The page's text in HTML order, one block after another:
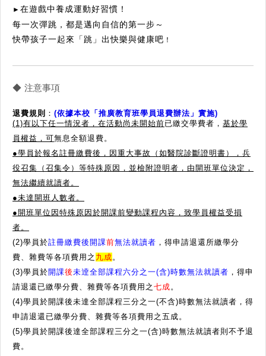
►在遊戲中養成運動好習慣！
每一次彈跳，都是邁向自信的第一步～
快帶孩子一起來「跳」出快樂與健康吧 ！
◆ 注意事項
退費規則 ： (依據本校「推廣教育班學員退費辦法」實施)
(1)有以下任一情況者，在活動尚未開始前已繳交學費者， 基於學
員權益，可無息全額退費。
●學員於報名註冊繳費後，因重大事故（如醫院診斷證明書），兵
役召集（召集令）等特殊原因，並檢附證明者，由開班單位決定，
無法繼續就讀者。
●未達開班人數者。
● 開班單位因特殊原因於開課前變動課程內容，致學員權益受損
者。
(2)學員於註冊繳費後開課前無法就讀者 ，得申請退還所繳學分
費、雜費等各項費用之 九成。
(3)學員於開課後未逹全部課程六分之一(含)時數無法就讀者 ，得申
請退還已繳學分費、雜費等各項費用之 七成。
(4)學員於開課後未達全部課程三分之一(不含)時數無法就讀者，得
申請退還已繳學分費、雜費等各項費用之五成。
(5)學員於開課後達全部課程三分之一(含)時數無法就讀者則不予退
費。